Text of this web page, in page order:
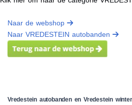
Naar de webshop
Naar VREDESTEIN autobanden
Vredestein autobanden en Vredestein